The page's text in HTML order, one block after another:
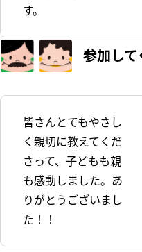
す。
参加して
皆さんとてもやさし
く親切に教えてくだ
さって、子どもも親
も感動しました。あ
りがとうございまし
た！！